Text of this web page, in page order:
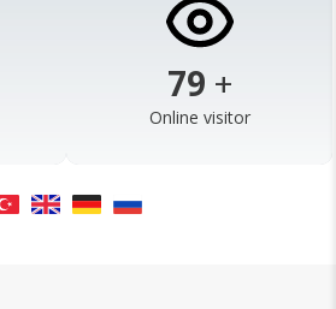
103 +
Online visitor